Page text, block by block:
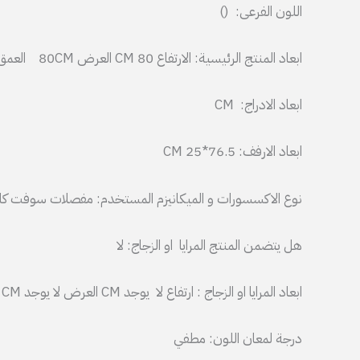
اللون الفرعى: ()
ابعاد المنتج الرئيسية: الارتفاع 80 CM العرض 80CM العمق 30 CM
ابعاد الادراج: CM
ابعاد الارفف: 76.5*25 CM
نوع الاكسسورات و الميكانيزم المستخدم: مفصلات سوفت
هل يتضمن المنتج المرايا او الزجاج: لا
ابعاد المرايا او الزجاج : ارتفاع لا يوجد CM العرض لا يوجد CM
درجة لمعان اللون: مطفي